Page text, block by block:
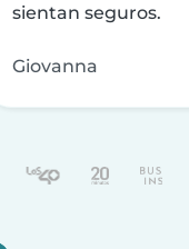
sientan seguros.
Giovanna